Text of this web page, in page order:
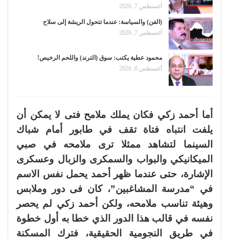
أغسطس 7, 2026
(الفن) والسياسة: عندما تتحول الريشة إلى سلاح
أغسطس 7, 2026
محمود عطية يكتب: سوق (الترند) واللحم الرخيص!
أغسطس 6, 2026
أما أحمد زكي فكان يملك ملامح فتى لا يمكن أن
يلفت انتباه فتاة تقف في طابور أمام شباك
السينما لتشاهد ممثلا ترى ملامحه في صبي
الميكانيكي والبواب والسمكرى والزبال وعسكرى
الإشارة، حتى عندما ظهر أحمد يحمل نفس الاسم
في “مدرسة المشاغبين”، كان فى دور وملابس
وهيئة تناسب ملامحه، ولكن أحمد زكي لم يحصر
نفسه في قالب هذا الدور الذي خطا به أول خطوة
في طريق النجومية الحقيقية، فترك المسكنة